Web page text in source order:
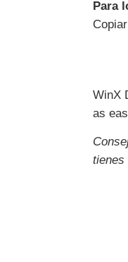
Para
WinX
as
tienes